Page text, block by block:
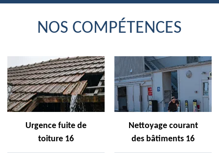
NOS COMPÉTENCES
Urgence fuite de
toiture 16
Nettoyage courant
des bâtiments 16